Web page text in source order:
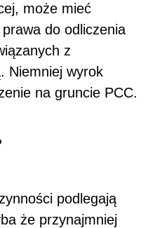
podlegają
że przynajmniej
z tą czynnością
z VAT. Czasami
umowy
udzielone
VAT).
a PCC